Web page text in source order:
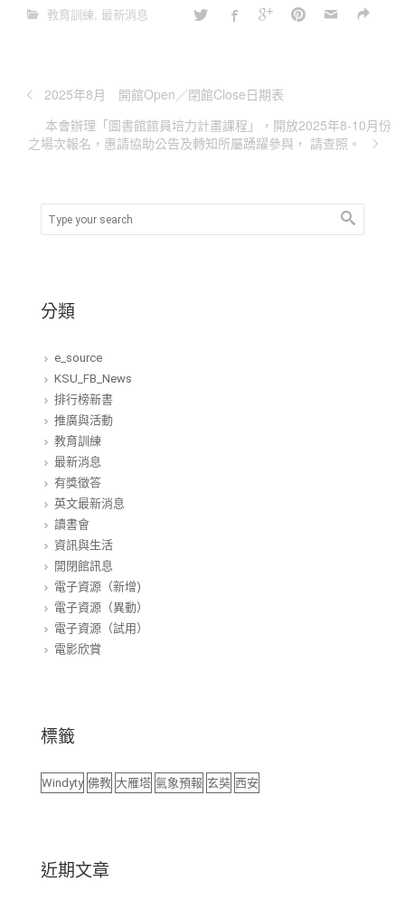
教育訓練, 最新消息
2025年8月 開館Open／閉館Close日期表
本會辦理「圖書館館員培力計畫課程」，開放2025年8-10月份
之場次報名，惠請協助公告及轉知所屬踴躍參與， 請查照。
分類
e_source
KSU_FB_News
排行榜新書
推廣與活動
教育訓練
最新消息
有獎徵答
英文最新消息
讀書會
資訊與生活
開閉館訊息
電子資源（新增)
電子資源（異動）
電子資源（試用）
電影欣賞
標籤
Windyty 佛教 大雁塔 氣象預報 玄奘 西安
近期文章